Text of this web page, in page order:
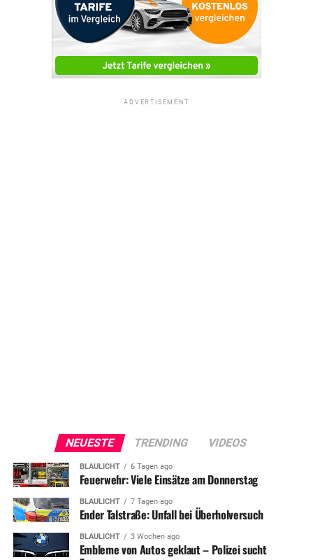
ADVERTISEMENT
NEUESTE TRENDING VIDEOS
BLAULICHT 6 Tagen ago
Feuerwehr: Viele Einsätze am Donnerstag
BLAULICHT 7 Tagen ago
Ender Talstraße: Unfall bei Überholversuch
BLAULICHT 3 Wochen ago
Embleme von Autos geklaut – Polizei sucht